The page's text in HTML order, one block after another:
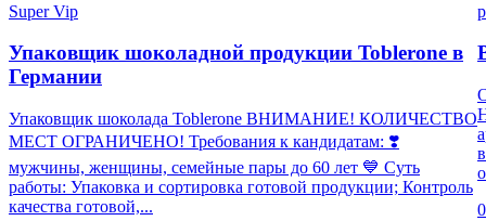
Super Vip
Упаковщик шоколадной продукции Toblerone в
Германии
Упаковщик шоколада Toblerone ВНИМАНИЕ! КОЛИЧЕСТВО
МЕСТ ОГРАНИЧЕНО! Требования к кандидатам: ❣️
мужчины, женщины, семейные пары до 60 лет 💙 Суть
работы: Упаковка и сортировка готовой продукции; Контроль
качества готовой,...